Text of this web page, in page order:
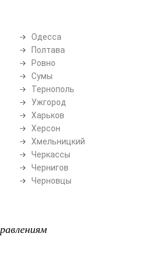
Одесса
Полтава
Ровно
Сумы
Тернополь
Ужгород
Харьков
Херсон
Хмельницкий
Черкассы
Чернигов
Черновцы